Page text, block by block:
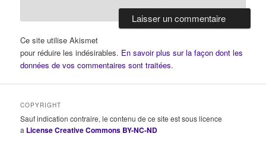
Ce site utilise Akismet
pour réduire les indésirables. En savoir plus sur la façon dont les
données de vos commentaires sont traitées.
COPYRIGHT
Sauf indication contraire, le contenu de ce site est sous licence
a License Creative Commons BY-NC-ND